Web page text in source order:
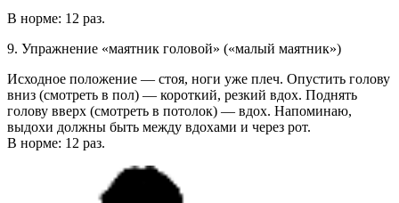
В норме: 12 раз.
9. Упражнение «маятник головой» («малый маятник»)
Исходное положение — стоя, ноги уже плеч. Опустить голову
вниз (смотреть в пол) — короткий, резкий вдох. Поднять
голову вверх (смотреть в потолок) — вдох. Напоминаю,
выдохи должны быть между вдохами и через рот.
В норме: 12 раз.